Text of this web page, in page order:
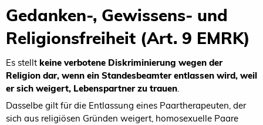
Gedanken-, Gewissens- und
Religionsfreiheit (Art. 9 EMRK)
Es stellt keine verbotene Diskriminierung wegen der
Religion dar, wenn ein Standesbeamter entlassen wird, weil
er sich weigert, Lebenspartner zu trauen.
Dasselbe gilt für die Entlassung eines Paartherapeuten, der
sich aus religiösen Gründen weigert, homosexuelle Paare